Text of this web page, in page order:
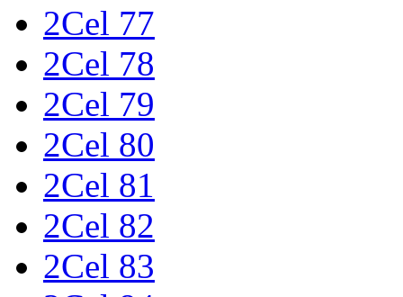
2Cel 77
2Cel 78
2Cel 79
2Cel 80
2Cel 81
2Cel 82
2Cel 83